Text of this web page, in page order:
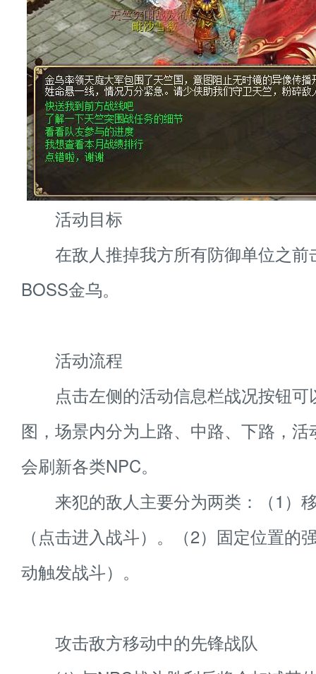
活动目标
在敌人推掉我方所有防御单位之前
BOSS金乌。
活动流程
点击左侧的活动信息栏战况按钮可
图，场景内分为上路、中路、下路，
会刷新各类NPC。
来犯的敌人主要分为两类：（1）
（点击进入战斗）。（2）固定位置的
动触发战斗）。
攻击敌方移动中的先锋战队